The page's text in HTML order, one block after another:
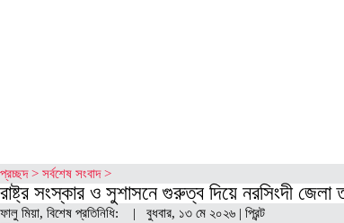
প্রচ্ছদ> সর্বশেষ সংবাদ>
রাষ্ট্র সংস্কার ও সুশাসনে গুরুত্ব দিয়ে নরসিংদী
ফালু মিয়া, ​বিশেষ প্রতিনিধি: | বুধবার, ১৩ মে ২০২৬ | প্রিন্ট